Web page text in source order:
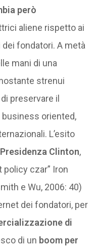
però
aliene rispetto ai
fondatori. A metà
mani di una
strenui
preservare il
oriented,
L’esito
Presidenza Clinton,
policy czar” Iron
e Wu, 2006: 40)
dei fondatori, per
di
di un boom per